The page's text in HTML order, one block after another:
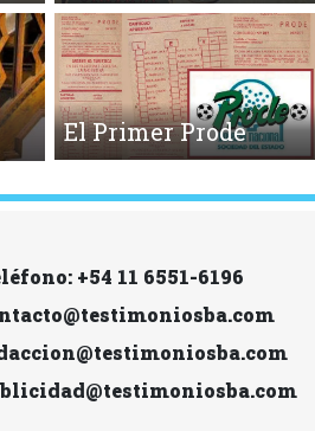
El Primer Prode
+54 11 6551-6196